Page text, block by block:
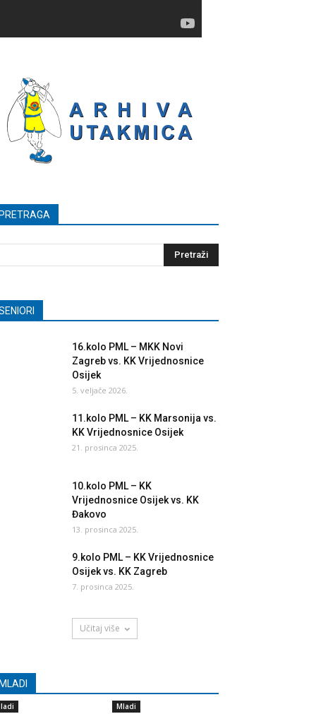
16.kolo PML – MKK Novi
Zagreb vs. KK Vrijednosnice
Osijek
5. veljače 2026.
11.kolo PML – KK Marsonija vs.
KK Vrijednosnice Osijek
21. prosinca 2025.
10.kolo PML – KK
Vrijednosnice Osijek vs. KK
Đakovo
13. prosinca 2025.
9.kolo PML – KK Vrijednosnice
Osijek vs. KK Zagreb
7. prosinca 2025.
Učitaj više
Mladi